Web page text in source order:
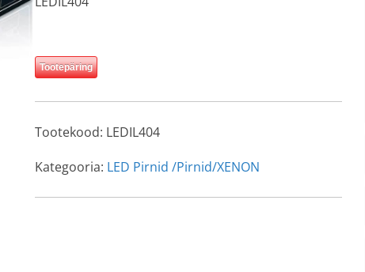
Tootepäring
Tootekood: LEDIL404
Kategooria: LED Pirnid /Pirnid/XENON